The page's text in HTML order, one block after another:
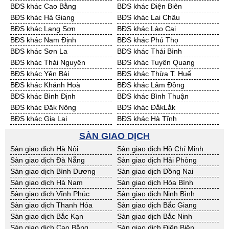
Cần Thuê Sóc Trăng
Cần Thuê Tây Ninh
Cần Thuê Tiền Giang
Cần Thuê Trà Vinh
Cần Thuê Vĩnh Long
Cần Thuê Hải Dương
Cần Thuê Hưng Yên
Cần Thuê Quảng Ninh
BĐS khác Cao Bằng
BĐS khác Điện Biên
BĐS khác Hà Giang
BĐS khác Lai Châu
BĐS khác Lạng Sơn
BĐS khác Lào Cai
BĐS khác Nam Định
BĐS khác Phú Thọ
BĐS khác Sơn La
BĐS khác Thái Bình
BĐS khác Thái Nguyên
BĐS khác Tuyên Quang
BĐS khác Yên Bái
BĐS khác Thừa T. Huế
BĐS khác Khánh Hoà
BĐS khác Lâm Đồng
BĐS khác Bình Định
BĐS khác Bình Thuận
BĐS khác Đăk Nông
BĐS khác ĐắkLắk
BĐS khác Gia Lai
BĐS khác Hà Tĩnh
BĐS khác Ninh Thuận
BĐS khác Phú Yên
BĐS khác Quảng Bình
BĐS khác Quảng Nam
BĐS khác Quảng Ngãi
BĐS khác Bà Rịa - VT
BĐS khác Cần Thơ
BĐS khác An Giang
BĐS khác Bạc Liêu
BĐS khác Bến Tre
BĐS khác Bình Phước
BĐS khác Cà Mau
BĐS khác Đồng Tháp
BĐS khác Hậu Giang
BĐS khác Kiên Giang
BĐS khác Long An
SÀN GIAO DỊCH
Sàn giao dịch Hà Nội
Sàn giao dịch Hồ Chí Minh
Sàn giao dịch Đà Nẵng
Sàn giao dịch Hải Phòng
Sàn giao dịch Bình Dương
Sàn giao dịch Đồng Nai
Sàn giao dịch Hà Nam
Sàn giao dịch Hòa Bình
Sàn giao dịch Vĩnh Phúc
Sàn giao dịch Ninh Bình
Sàn giao dịch Thanh Hóa
Sàn giao dịch Bắc Giang
Sàn giao dịch Bắc Kạn
Sàn giao dịch Bắc Ninh